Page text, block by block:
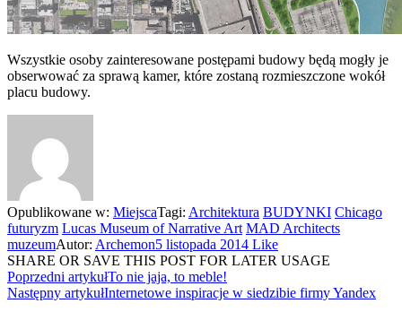
Wszystkie osoby zainteresowane postępami budowy będą mogły je
obserwować za sprawą kamer, które zostaną rozmieszczone wokół
placu budowy.
Opublikowane w: MiejscaTagi: Architektura BUDYNKI Chicago
futuryzm Lucas Museum of Narrative Art MAD Architects
muzeumAutor: Archemon5 listopada 2014 Like
SHARE OR SAVE THIS POST FOR LATER USAGE
Poprzedni artykułTo nie jaja, to meble!
Następny artykułInternetowe inspiracje w siedzibie firmy Yandex